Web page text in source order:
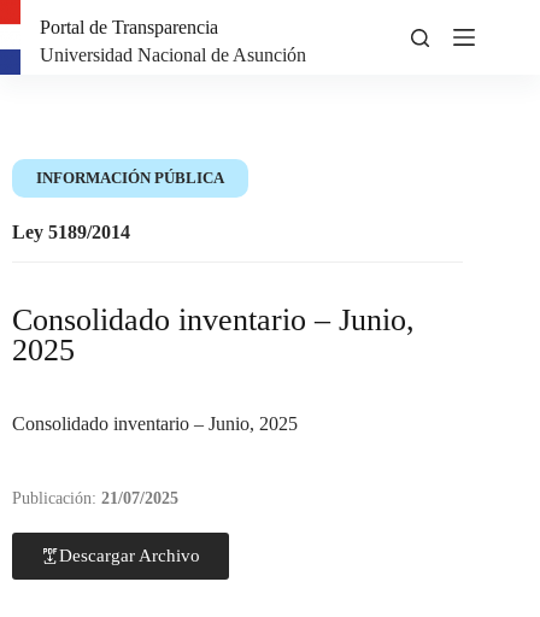
Portal de Transparencia
Universidad Nacional de Asunción
INFORMACIÓN PÚBLICA
Ley 5189/2014
Consolidado inventario – Junio,
2025
Consolidado inventario – Junio, 2025
Publicación: 21/07/2025
Descargar Archivo